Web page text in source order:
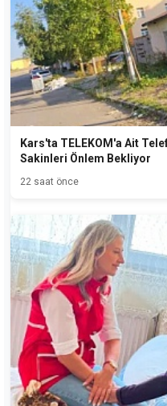
Kars'ta TELEKOM'a Ait
Sakinleri Önlem Bekliyor
22 saat önce